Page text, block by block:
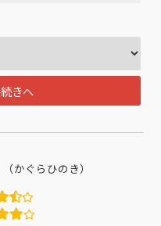
きへ
（かぐらひのき）